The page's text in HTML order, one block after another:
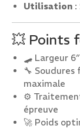
Utilisation :
💥 Points
🛹 Largeur
🔧
maximale
⚙️
épreuve
🚀 Poids